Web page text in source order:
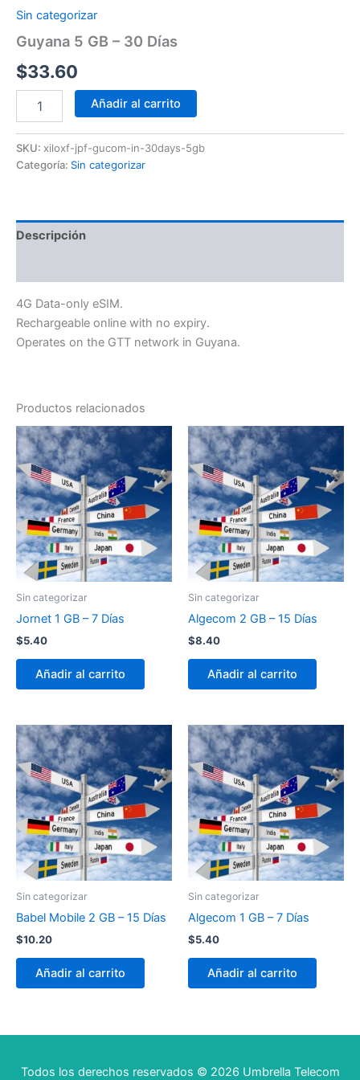
Sin categorizar
Guyana 5 GB – 30 Días
$33.60
Añadir al carrito
SKU: xiloxf-jpf-gucom-in-30days-5gb
Categoría: Sin categorizar
Descripción
4G Data-only eSIM.
Rechargeable online with no expiry.
Operates on the GTT network in Guyana.
Productos relacionados
Sin categorizar
Jornet 1 GB – 7 Días
$5.40
Añadir al carrito
Sin categorizar
Algecom 2 GB – 15 Días
$8.40
Añadir al carrito
Sin categorizar
Babel Mobile 2 GB – 15 Días
$10.20
Añadir al carrito
Sin categorizar
Algecom 1 GB – 7 Días
$5.40
Añadir al carrito
Todos los derechos reservados © 2026 Umbrella Telecom